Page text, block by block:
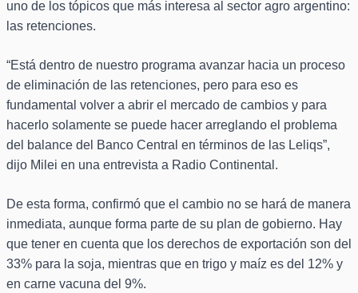
uno de los tópicos que más interesa al sector agro argentino:
las retenciones.
“Está dentro de nuestro programa avanzar hacia un proceso
de eliminación de las retenciones, pero para eso es
fundamental volver a abrir el mercado de cambios y para
hacerlo solamente se puede hacer arreglando el problema
del balance del Banco Central en términos de las Leliqs”,
dijo Milei en una entrevista a Radio Continental.
De esta forma, confirmó que el cambio no se hará de manera
inmediata, aunque forma parte de su plan de gobierno. Hay
que tener en cuenta que los derechos de exportación son del
33% para la soja, mientras que en trigo y maíz es del 12% y
en carne vacuna del 9%.